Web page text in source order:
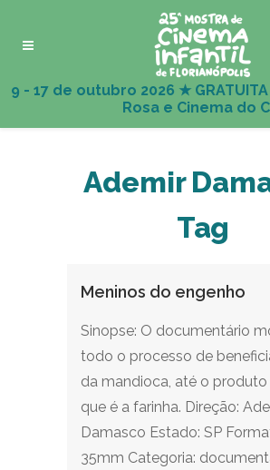
Ademir
Tag
Meninos do engenho
Sinopse: O documentário
todo o processo de
da mandioca, até o produto
que é a farinha. Direção:
Damasco Estado: SP
35mm Categoria: